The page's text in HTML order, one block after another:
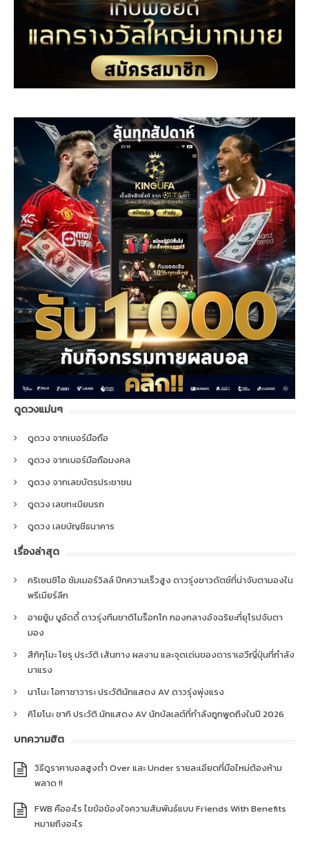
ดูดวงแม่นๆ
ดูดวง จากเบอร์มือถือ
ดูดวง จากเบอร์มือถือมงคล
ดูดวง จากเลขบัตรประชาชน
ดูดวง เลขทะเบียนรถ
ดูดวง เลขบัญชีธนาคาร
เรื่องล่าสุด
คริเซนซิโอ ซัมเมอร์วิลล์ ปีกความเร็วสูง ดาวรุ่งชาวดัตช์ที่น่าจับตามองใน
พรีเมียร์ลีก
อายยู้บ บูอัดดี้ ดาวรุ่งทีมชาติโมร็อกโก กองกลางอัจฉริยะที่ยุโรปจับตา
มอง
สึกิกุโมะ โยรุ ประวัติ เส้นทาง ผลงาน และจุดเด่นของดาราเอวีญี่ปุ่นที่กำลัง
มาแรง
นาโนะ โอกาซาวาระ ประวัตินักแสดง AV ดาวรุ่งพุ่งแรง
คิโยโนะ ซากิ ประวัติ นักแสดง AV นักบัลเลต์ที่กำลังถูกพูดถึงในปี 2026
บทความฮิต
วิธีดูราคาบอลสูงต่ำ Over และ Under รายละเอียดที่มือใหม่ต้องห้าม
พลาด !!
FWB คืออะไร ไขข้อข้องใจความสัมพันธ์แบบ Friends With Benefits
หมายถึงอะไร